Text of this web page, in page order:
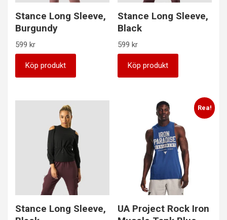
Stance Long Sleeve,
Burgundy
599 kr
Köp produkt
Stance Long Sleeve,
Black
599 kr
Köp produkt
Stance Long Sleeve,
Rea!
UA Project Rock Iron